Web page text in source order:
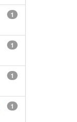
1
1
1
1